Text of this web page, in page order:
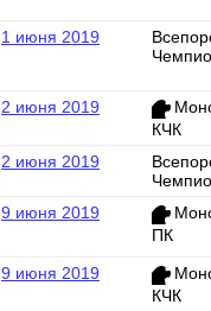
1 июня 2019
2 июня 2019
КЧК
2 июня 2019
9 июня 2019
ПК
9 июня 2019
КЧК